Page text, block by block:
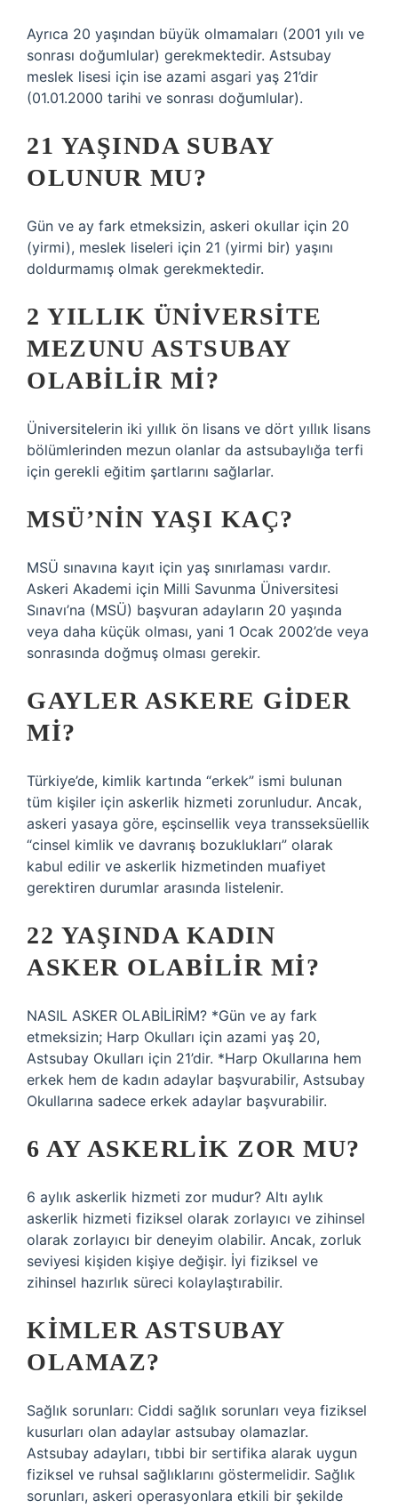
Ayrıca 20 yaşından büyük olmamaları (2001 yılı ve
sonrası doğumlular) gerekmektedir. Astsubay
meslek lisesi için ise azami asgari yaş 21’dir
(01.01.2000 tarihi ve sonrası doğumlular).
21 YAŞINDA SUBAY
OLUNUR MU?
Gün ve ay fark etmeksizin, askeri okullar için 20
(yirmi), meslek liseleri için 21 (yirmi bir) yaşını
doldurmamış olmak gerekmektedir.
2 YILLIK ÜNIVERSITE
MEZUNU ASTSUBAY
OLABILIR MI?
Üniversitelerin iki yıllık ön lisans ve dört yıllık lisans
bölümlerinden mezun olanlar da astsubaylığa terfi
için gerekli eğitim şartlarını sağlarlar.
MSÜ’NIN YAŞI KAÇ?
MSÜ sınavına kayıt için yaş sınırlaması vardır.
Askeri Akademi için Milli Savunma Üniversitesi
Sınavı’na (MSÜ) başvuran adayların 20 yaşında
veya daha küçük olması, yani 1 Ocak 2002’de veya
sonrasında doğmuş olması gerekir.
GAYLER ASKERE GIDER
MI?
Türkiye’de, kimlik kartında “erkek” ismi bulunan
tüm kişiler için askerlik hizmeti zorunludur. Ancak,
askeri yasaya göre, eşcinsellik veya transseksüellik
“cinsel kimlik ve davranış bozuklukları” olarak
kabul edilir ve askerlik hizmetinden muafiyet
gerektiren durumlar arasında listelenir.
22 YAŞINDA KADIN
ASKER OLABILIR MI?
NASIL ASKER OLABİLİRİM? *Gün ve ay fark
etmeksizin; Harp Okulları için azami yaş 20,
Astsubay Okulları için 21’dir. *Harp Okullarına hem
erkek hem de kadın adaylar başvurabilir, Astsubay
Okullarına sadece erkek adaylar başvurabilir.
6 AY ASKERLIK ZOR MU?
6 aylık askerlik hizmeti zor mudur? Altı aylık
askerlik hizmeti fiziksel olarak zorlayıcı ve zihinsel
olarak zorlayıcı bir deneyim olabilir. Ancak, zorluk
seviyesi kişiden kişiye değişir. İyi fiziksel ve
zihinsel hazırlık süreci kolaylaştırabilir.
KIMLER ASTSUBAY
OLAMAZ?
Sağlık sorunları: Ciddi sağlık sorunları veya fiziksel
kusurları olan adaylar astsubay olamazlar.
Astsubay adayları, tıbbi bir sertifika alarak uygun
fiziksel ve ruhsal sağlıklarını göstermelidir. Sağlık
sorunları, askeri operasyonlara etkili bir şekilde